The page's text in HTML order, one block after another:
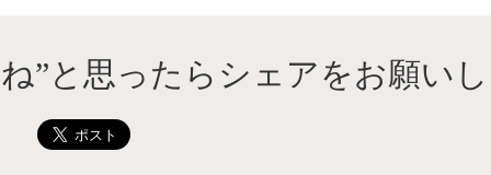
”と思ったらシェアをお願い